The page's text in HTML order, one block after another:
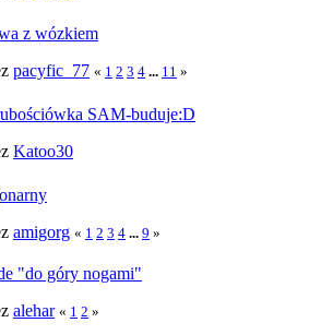
z wózkiem
pacyfic_77 « 1 2 3 4 ... 11 »
SAM-buduje:D
Katoo30
amigorg « 1 2 3 4 ... 9 »
"do góry nogami"
alehar « 1 2 »